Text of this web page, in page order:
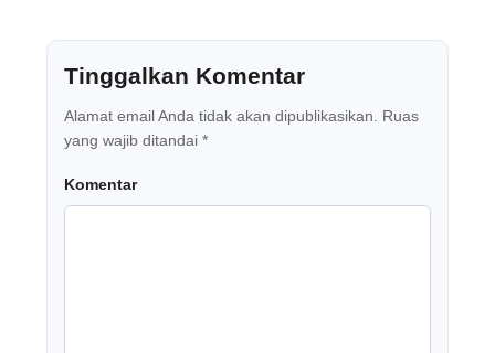
Tinggalkan Komentar
Alamat email Anda tidak akan dipublikasikan.
Ruas
yang wajib ditandai *
Komentar